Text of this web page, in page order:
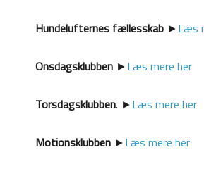
Hundelufternes fællesskab ►Læs
Onsdagsklubben ►Læs mere her
Torsdagsklubben. ►Læs mere her
Motionsklubben ►Læs mere her